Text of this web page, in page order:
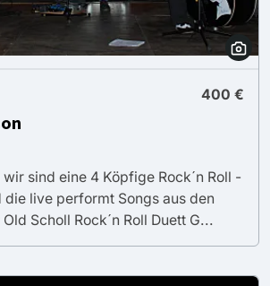
400 €
sind eine 4 Köpfige Rock´n Roll -
die live performt Songs aus den
Scholl Rock´n Roll Duett G...